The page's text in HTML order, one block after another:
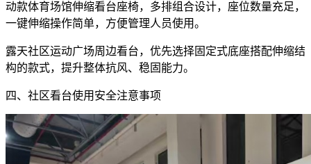
动款体育场馆伸缩看台座椅，多排组合设计，座位数量充足，
一键伸缩操作简单，方便管理人员使用。
露天社区运动广场周边看台，优先选择固定式底座搭配伸缩结
构的款式，提升整体抗风、稳固能力。
四、社区看台使用安全注意事项